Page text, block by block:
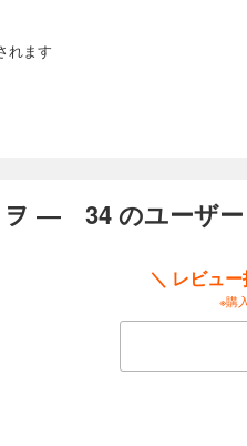
方競馬であれば「サラリーマン馬主
てきた明希子28歳。今の自分に何が
とお金と人情と…夢と現実の間で大奮
れます
ヲ ― 34 のユーザ
＼ レビュ
※購